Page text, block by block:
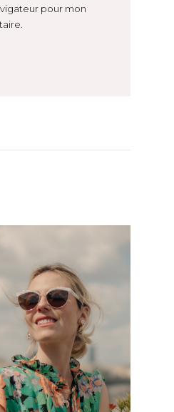
pour mon